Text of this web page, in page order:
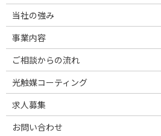
当社の強み
事業内容
ご相談からの流れ
光触媒コーティング
求人募集
お問い合わせ